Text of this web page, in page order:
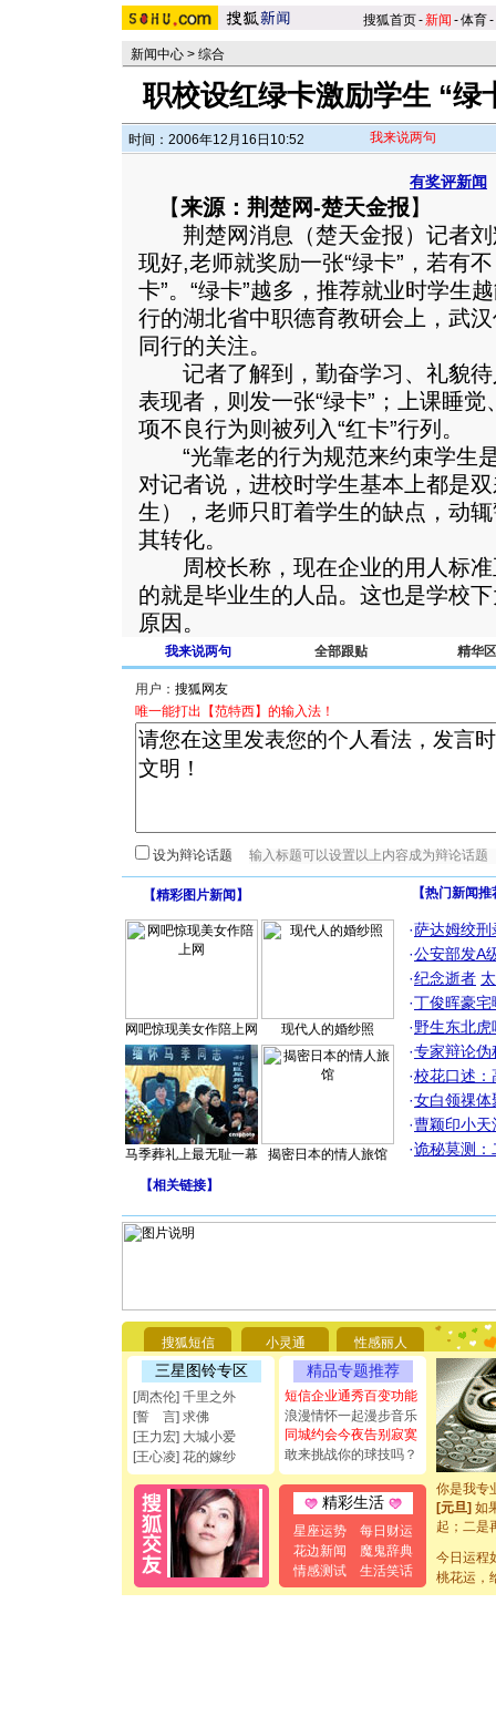
搜狐首页-新闻 -体育-
新闻中心 > 综合
职校设红绿卡激励学生 “绿
时间：2006年12月16日10:52 我来说两句
有奖评新闻
【来源：荆楚网-楚天金报】
荆楚网消息（楚天金报）记者刘
现好,老师就奖励一张“绿卡”，若有
卡”。“绿卡”越多，推荐就业时学生
行的湖北省中职德育教研会上，武
同行的关注。
记者了解到，勤奋学习、礼貌待
表现者，则发一张“绿卡”；上课睡
项不良行为则被列入“红卡”行列。
“光靠老的行为规范来约束学生
对记者说，进校时学生基本上都是
生），老师只盯着学生的缺点，动
其转化。
周校长称，现在企业的用人标准
的就是毕业生的人品。这也是学校
原因。
我来说两句 全部跟贴 精华区
用户：
唯一能打出【范特西】的输入法！
设为辩论话题
【精彩图片新闻 】
网吧惊现美女作陪上网 现代人的婚纱照
马季葬礼上最无耻一幕 揭密日本的情人旅馆
【热门新闻
·萨达姆绞刑
·公安部发A
·纪念逝者
·丁俊晖豪
·野生东北
·专家辩论伪
·校花口述：
·女白领祼体
·曹颖印小天
·诡秘莫测：
【相关链接】
搜狐短信 小灵通 性感丽人
三星图铃专区
[周杰伦] 千里之外
[誓 言] 求佛
[王力宏] 大城小爱
[王心凌] 花的嫁纱
精品专题推荐
短信企业通秀百变功能
浪漫情怀一起漫步音乐
同城约会今夜告别寂寞
敢来挑战你的球技吗？
精彩生活
星座运势
每日财运
花边新闻
魔鬼辞典
情感测试
生活笑话
你太多，
要平安！
[圣诞节]
能正大光
都要快乐
[圣诞节]
如意,快
[元旦]看
断电。爱
你是我专
[元旦]如
起；二是
离。水晶
[元旦]当
泣，这痛
卖了。水
今日运程
桃花运，